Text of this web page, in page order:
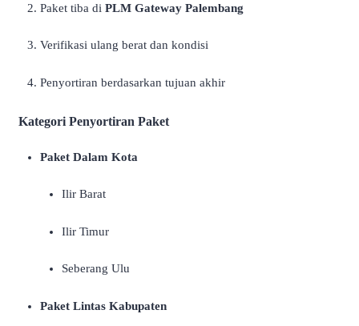
Paket tiba diPLM Gateway Palembang
Verifikasi ulang berat dan kondisi
Penyortiran berdasarkan tujuan akhir
Kategori Penyortiran Paket
Paket Dalam Kota
Ilir Barat
Ilir Timur
Seberang Ulu
Paket Lintas Kabupaten